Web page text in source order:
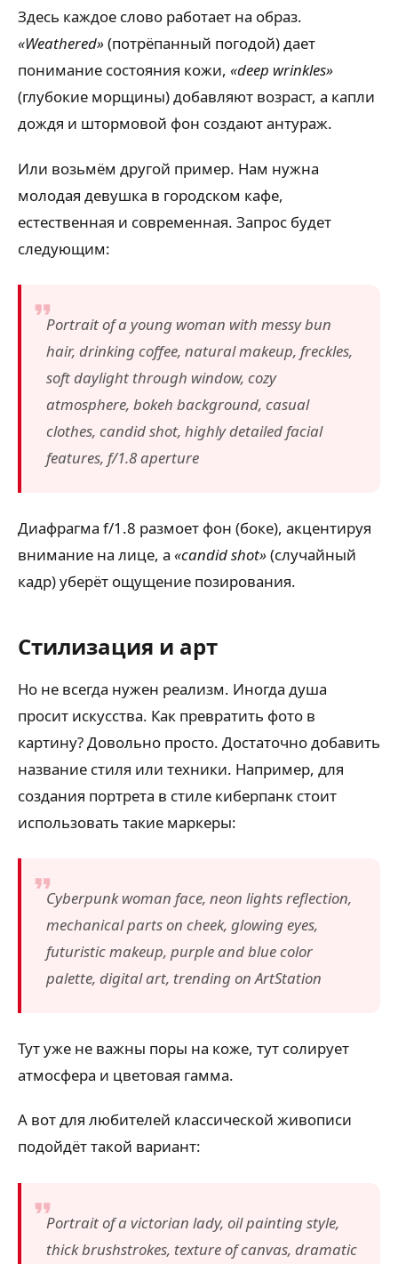
Здесь каждое слово работает на образ.
«Weathered»(потрёпанный погодой) дает
понимание состояния кожи, «deep wrinkles»
(глубокие морщины) добавляют возраст, а капли
дождя и штормовой фон создают антураж.
Или возьмём другой пример. Нам нужна
молодая девушка в городском кафе,
естественная и современная. Запрос будет
следующим:
Portrait of a young woman with messy bun
hair, drinking coffee, natural makeup, freckles,
soft daylight through window, cozy
atmosphere, bokeh background, casual
clothes, candid shot, highly detailed facial
features, f/1.8 aperture
Диафрагма f/1.8 размоет фон (боке), акцентируя
внимание на лице, а «candid shot»(случайный
кадр) уберёт ощущение позирования.
Стилизация и арт
Но не всегда нужен реализм. Иногда душа
просит искусства. Как превратить фото в
картину? Довольно просто. Достаточно добавить
название стиля или техники. Например, для
создания портрета в стиле киберпанк стоит
использовать такие маркеры:
Cyberpunk woman face, neon lights reflection,
mechanical parts on cheek, glowing eyes,
futuristic makeup, purple and blue color
palette, digital art, trending on ArtStation
Тут уже не важны поры на коже, тут солирует
атмосфера и цветовая гамма.
А вот для любителей классической живописи
подойдёт такой вариант:
Portrait of a victorian lady, oil painting style,
thick brushstrokes, texture of canvas, dramatic